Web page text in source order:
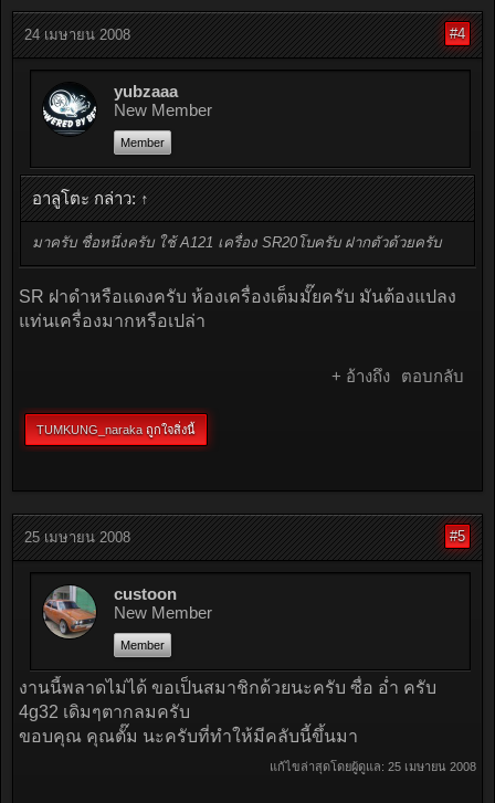
24 เมษายน 2008 #4
yubzaaa
New Member
Member
อาลูโตะ กล่าว: ↑
มาครับ ชื่อหนึ่งครับ ใช้ A121 เครื่อง SR20โบครับ ฝากตัวด้วยครับ
SR ฝาดำหรือแดงครับ ห้องเครื่องเต็มมั๊ยครับ มันต้องแปลง
แท่นเครื่องมากหรือเปล่า
+ อ้างถึง ตอบกลับ
TUMKUNG_naraka ถูกใจสิ่งนี้
25 เมษายน 2008 #5
custoon
New Member
Member
งานนี้พลาดไม่ได้ ขอเป็นสมาชิกด้วยนะครับ ซื่อ อ่ำ ครับ
4g32 เดิมๆตากลมครับ
ขอบคุณ คุณตั๊ม นะครับที่ทำให้มีคลับนี้ขึ้นมา
แก้ไขล่าสุดโดยผู้ดูแล: 25 เมษายน 2008